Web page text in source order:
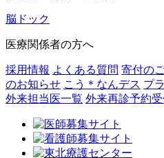
脳ドック
医療関係者の方へ
採用情報 よくある質問 寄付の
のお知らせ こう＊なんデス プ
外来担当医一覧 外来再診予約